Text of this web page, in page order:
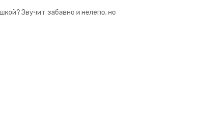
Звучит забавно и нелепо, но